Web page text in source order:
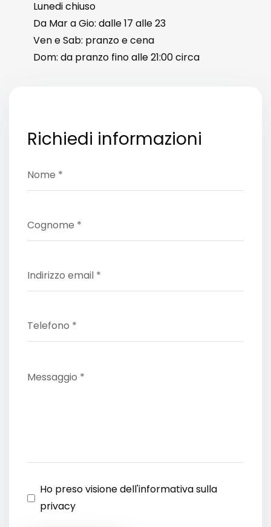
Lunedi chiuso
Da Mar a Gio: dalle 17 alle 23
Ven e Sab: pranzo e cena
Dom: da pranzo fino alle 21:00 circa
Richiedi informazioni
Ho preso visione dell'informativa sulla
privacy